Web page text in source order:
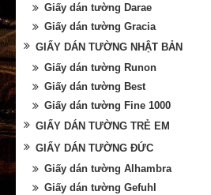
Giấy dán tường Darae
Giấy dán tường Gracia
GIẤY DÁN TƯỜNG NHẬT BẢN
Giấy dán tường Runon
Giấy dán tường Best
Giấy dán tường Fine 1000
GIẤY DÁN TƯỜNG TRẺ EM
GIẤY DÁN TƯỜNG ĐỨC
Giấy dán tường Alhambra
Giấy dán tường Gefuhl